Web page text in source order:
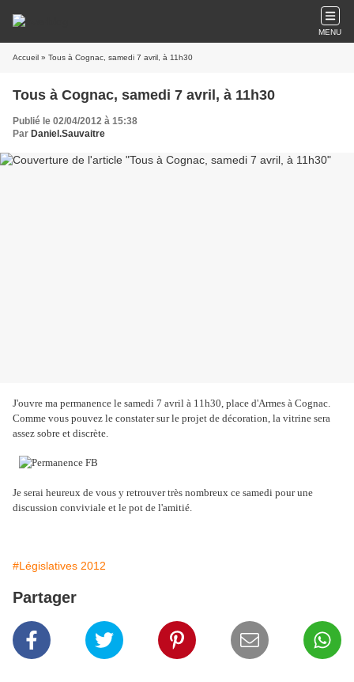
MENU
Accueil » Tous à Cognac, samedi 7 avril, à 11h30
Tous à Cognac, samedi 7 avril, à 11h30
Publié le 02/04/2012 à 15:38
Par Daniel.Sauvaitre
J'ouvre ma permanence le samedi 7 avril à 11h30, place d'Armes à Cognac.
Comme vous pouvez le constater sur le projet de décoration, la vitrine sera
assez sobre et discrète.
Je serai heureux de vous y retrouver très nombreux ce samedi pour une
discussion conviviale et le pot de l'amitié.
#Législatives 2012
Partager